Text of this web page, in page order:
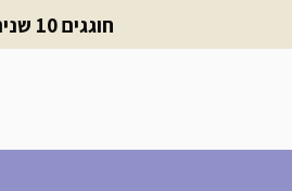
חוגגים 10 שנים 🎉 ונהנים ממבצע של פעם בעשור